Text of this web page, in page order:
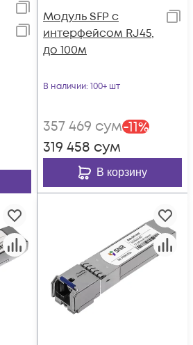
Модуль SFP с
интерфейсом RJ45,
до 100м
В наличии: 100+ шт
357 469 сум-11%
319 458 сум
В корзину